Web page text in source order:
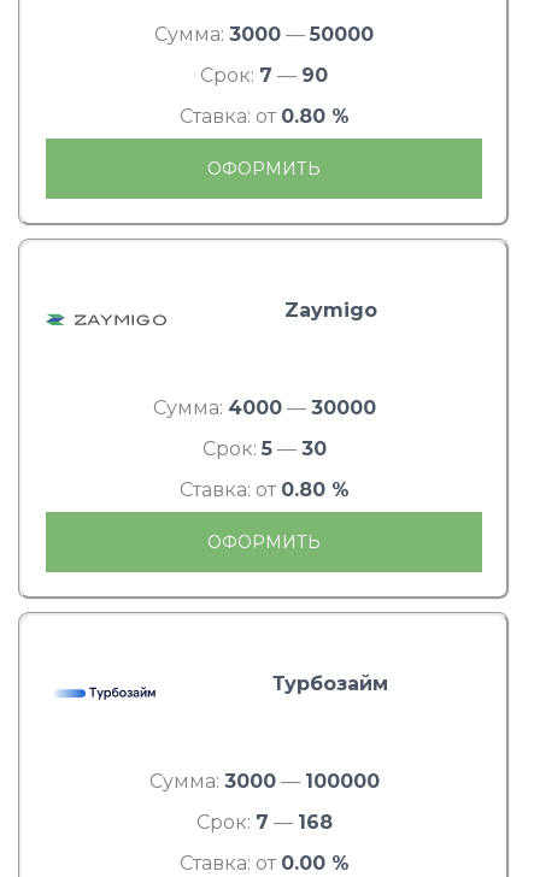
Сумма: 3000 — 50000
Срок: 7 — 90
Ставка: от 0.80 %
ОФОРМИТЬ
Zaymigo
Сумма: 4000— 30000
Срок: 5— 30
Ставка: от 0.80 %
ОФОРМИТЬ
Турбозайм
Сумма: 3000— 100000
Срок: 7 — 168
Ставка: от 0.00 %